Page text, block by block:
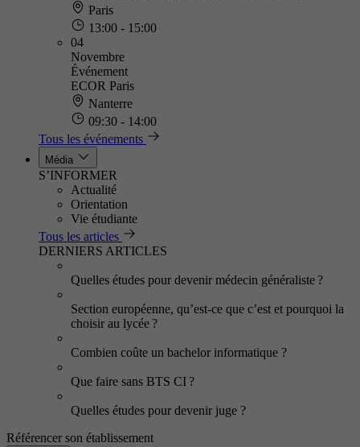
Paris
13:00 - 15:00
04
Novembre
Événement
ECOR Paris
Nanterre
09:30 - 14:00
Tous les événements
Média
S’INFORMER
Actualité
Orientation
Vie étudiante
Tous les articles
DERNIERS ARTICLES
Quelles études pour devenir médecin généraliste ?
Section européenne, qu’est-ce que c’est et pourquoi la
choisir au lycée ?
Combien coûte un bachelor informatique ?
Que faire sans BTS CI ?
Quelles études pour devenir juge ?
Référencer son établissement